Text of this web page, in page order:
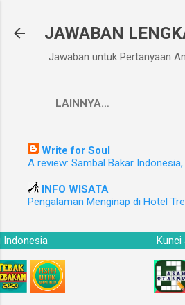
JAWABAN
Jawaban untuk Pertanyaan
LAINNYA…
Write for Soul
A review: Sambal Bakar Indonesia,
INFO WISATA
Pengalaman Menginap di Hotel
Indonesia